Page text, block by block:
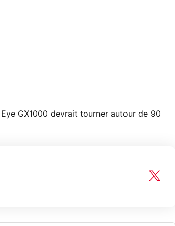
GX1000 devrait tourner autour de 90